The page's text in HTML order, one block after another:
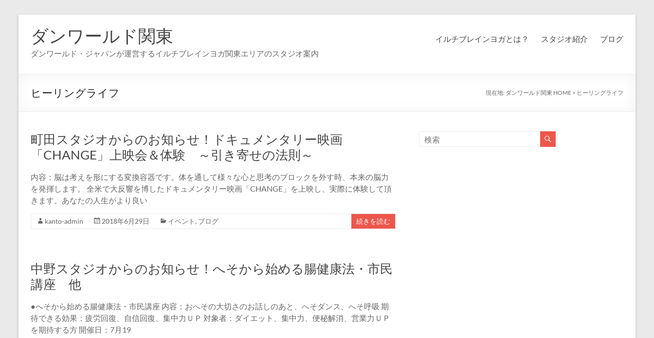
ダンワールド関東
ダンワールド・ジャパンが運営するイルチブレインヨガ関東エリアのスタジオ案内
イルチブレインヨガとは？ スタジオ紹介 ブログ
ヒーリングライフ 現在地: ダンワールド関東 HOME > ヒーリングライフ
町田スタジオからのお知らせ！ドキュメンタリー映画
「CHANGE」上映会＆体験 ～引き寄せの法則～
内容：脳は考えを形にする変換容器です。体を通して様々な心と思考のブロックを外す時、本来の脳力
を発揮します。 全米で大反響を博したドキュメンタリー映画「CHANGE」を上映し、実際に体験して頂
きます。あなたの人生がより良い
kanto-admin 2018年6月29日 イベント , ブログ 続きを読む
中野スタジオからのお知らせ！へそから始める腸健康法・市民
講座 他
●へそから始める腸健康法・市民講座 内容：おへその大切さのお話しのあと、へそダンス、へそ呼吸 期
待できる効果：疲労回復、自信回復、集中力ＵＰ 対象者：ダイエット、集中力、便秘解消、営業力ＵＰ
を期待する方 開催日：7月19